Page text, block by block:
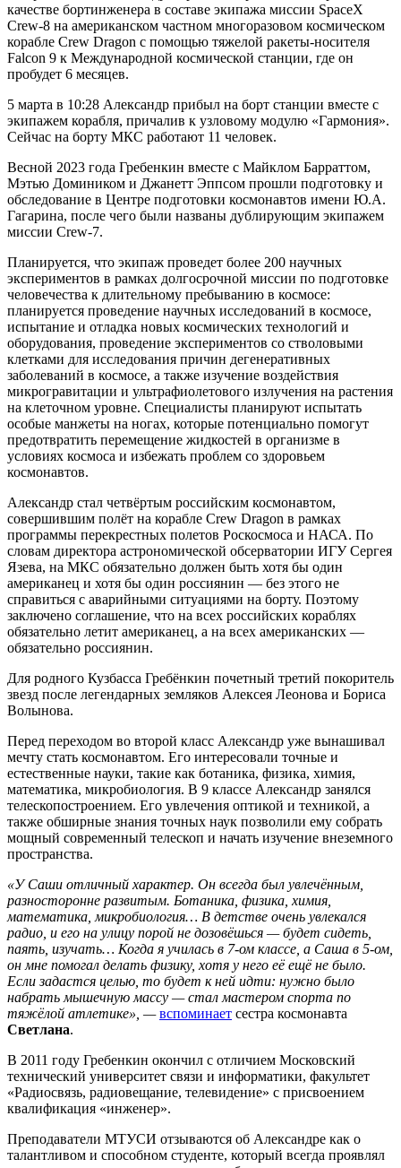
качестве бортинженера в составе экипажа миссии SpaceX
Crew-8 на американском частном многоразовом космическом
корабле Crew Dragon c помощью тяжелой ракеты-носителя
Falcon 9 к Международной космической станции, где он
пробудет 6 месяцев.
5 марта в 10:28 Александр прибыл на борт станции вместе с
экипажем корабля, причалив к узловому модулю «Гармония».
Сейчас на борту МКС работают 11 человек.
Весной 2023 года Гребенкин вместе с Майклом Барраттом,
Мэтью Домиником и Джанетт Эппсом прошли подготовку и
обследование в Центре подготовки космонавтов имени Ю.А.
Гагарина, после чего были названы дублирующим экипажем
миссии Crew-7.
Планируется, что экипаж проведет более 200 научных
экспериментов в рамках долгосрочной миссии по подготовке
человечества к длительному пребыванию в космосе:
планируется проведение научных исследований в космосе,
испытание и отладка новых космических технологий и
оборудования, проведение экспериментов со стволовыми
клетками для исследования причин дегенеративных
заболеваний в космосе, а также изучение воздействия
микрогравитации и ультрафиолетового излучения на растения
на клеточном уровне. Специалисты планируют испытать
особые манжеты на ногах, которые потенциально помогут
предотвратить перемещение жидкостей в организме в
условиях космоса и избежать проблем со здоровьем
космонавтов.
Александр стал четвёртым российским космонавтом,
совершившим полёт на корабле Crew Dragon в рамках
программы перекрестных полетов Роскосмоса и НАСА. По
словам директора астрономической обсерватории ИГУ Сергея
Язева, на МКС обязательно должен быть хотя бы один
американец и хотя бы один россиянин — без этого не
справиться с аварийными ситуациями на борту. Поэтому
заключено соглашение, что на всех российских кораблях
обязательно летит американец, а на всех американских —
обязательно россиянин.
Для родного Кузбасса Гребёнкин почетный третий покоритель
звезд после легендарных земляков Алексея Леонова и Бориса
Волынова.
Перед переходом во второй класс Александр уже вынашивал
мечту стать космонавтом. Его интересовали точные и
естественные науки, такие как ботаника, физика, химия,
математика, микробиология. В 9 классе Александр занялся
телескопостроением. Его увлечения оптикой и техникой, а
также обширные знания точных наук позволили ему собрать
мощный современный телескоп и начать изучение внеземного
пространства.
«У Саши отличный характер. Он всегда был увлечённым,
разносторонне развитым. Ботаника, физика, химия,
математика, микробиология… В детстве очень увлекался
радио, и его на улицу порой не дозовёшься — будет сидеть,
паять, изучать… Когда я училась в 7-ом классе, а Саша в 5-ом,
он мне помогал делать физику, хотя у него её ещё не было.
Если задастся целью, то будет к ней идти: нужно было
набрать мышечную массу — стал мастером спорта по
тяжёлой атлетике», —вспоминает сестра космонавта
Светлана.
В 2011 году Гребенкин окончил с отличием Московский
технический университет связи и информатики, факультет
«Радиосвязь, радиовещание, телевидение» с присвоением
квалификация «инженер».
Преподаватели МТУСИ отзываются об Александре как о
талантливом и способном студенте, который всегда проявлял